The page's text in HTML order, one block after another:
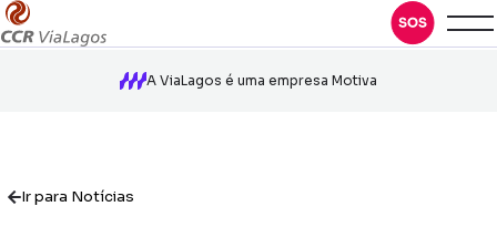
A ViaLagos é uma empresa Motiva
Ir para Notícias